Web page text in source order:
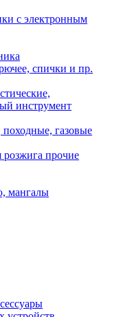
с электронным
спички и пр.
инструмент
газовые
прочие
мангалы